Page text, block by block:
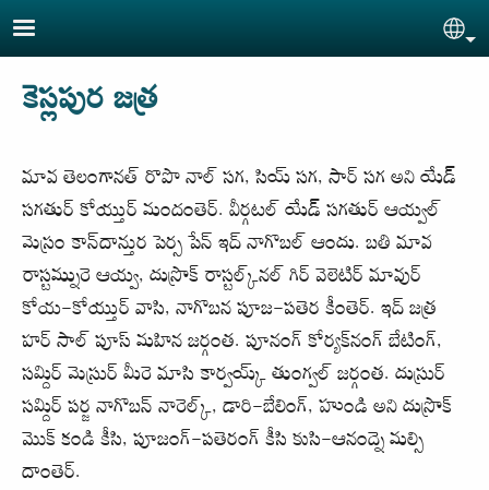
Skip to main content
కెస్లపుర జత్ర
మావ తెలంగానత్ రొపొ నాల్ సగ, సియ్ సగ, సార్ సగ అని యేడ్
సగతుర్ కోయ్తుర్ మందంతెర్. వీర్గటల్ యేడ్ సగతుర్ ఆయ్వల్
మెస్రం కాన్‌దాన్తుర పెర్స పేన్ ఇద్ నాగొబల్ ఆందు. బతి మావ
రాస్టమ్నురె ఆయ్వ, దుస్రొక్ రాస్టల్క్‌నల్ గిర్ వెలెటిర్ మావుర్
కోయ-కోయ్తుర్ వాసి, నాగొబన పూజ-పతెర కీంతెర్. ఇద్ జత్ర
హర్ సాల్ పూస్ మహిన జర్గంత. పూనంగ్ కోర్యక్‌నంగ్ బేటింగ్,
సమ్దిర్ మెస్రుర్ మీరె మాసి కార్వయ్క్ తుంగ్వల్ జర్గంత. దుస్రుర్
సమ్దిర్ పర్జ నాగొబన్ నారెల్క్, డారి-బేలింగ్, హుండి అని దుస్రొక్
మొక్ కండి కీసి, పూజంగ్-పతెరంగ్ కీసి కుసి-ఆనంద్నె మల్సి
దాంతెర్.